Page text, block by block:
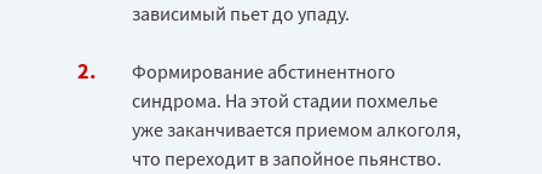
зависимый пьет до упаду.
Формирование абстинентного
синдрома. На этой стадии похмелье
уже заканчивается приемом алкоголя,
что переходит в запойное пьянство.